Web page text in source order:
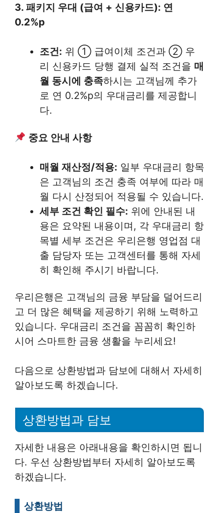
3. 패키지 우대 (급여 + 신용카드): 연
0.2%p
조건: 위 ① 급여이체 조건과 ② 우
리 신용카드 당행 결제 실적 조건을 매
월 동시에 충족하시는 고객님께 추가
로 연 0.2%p의 우대금리를 제공합니
다.
중요 안내 사항
매월 재산정/적용: 일부 우대금리 항목
은 고객님의 조건 충족 여부에 따라 매
월 다시 산정되어 적용될 수 있습니다.
세부 조건 확인 필수: 위에 안내된 내
용은 요약된 내용이며, 각 우대금리 항
목별 세부 조건은 우리은행 영업점 대
출 담당자 또는 고객센터를 통해 자세
히 확인해 주시기 바랍니다.
우리은행은 고객님의 금융 부담을 덜어드리
고 더 많은 혜택을 제공하기 위해 노력하고
있습니다. 우대금리 조건을 꼼꼼히 확인하
시어 스마트한 금융 생활을 누리세요!
다음으로 상환방법과 담보에 대해서 자세히
알아보도록 하겠습니다.
상환방법과 담보
자세한 내용은 아래내용을 확인하시면 됩니
다. 우선 상환방법부터 자세히 알아보도록
하겠습니다.
상환방법